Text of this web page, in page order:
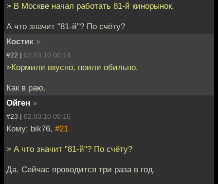
> В Москве начал работать 81-й кинорынок.
А что значит "81-й"? По счёту?
Костик »
#22 | 02.03.10 00:14
>Кормили вкусно, поили обильно.
Как в раю.
Ойген »
#23 | 02.03.10 00:15
Кому: bik76, #21
> А что значит "81-й"? По счёту?
Да. Сейчас проводится три раза в год.